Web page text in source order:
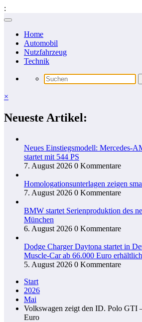
:
Zum
springenHome
Automobil
Nutzfahrzeug
Technik
×
Neueste Artikel:
Neues Einstiegsmodell: Mercedes-
startet mit 544 PS
7. August 2026 0 Kommentare
Homologationsunterlagen zeigen
7. August 2026 0 Kommentare
BMW startet Serienproduktion des
München
6. August 2026 0 Kommentare
Dodge Charger Daytona startet in
Muscle-Car ab 66.000 Euro erhältlich
5. August 2026 0 Kommentare
Start
2026
Mai
Volkswagen zeigt den ID. Polo GTI
Euro